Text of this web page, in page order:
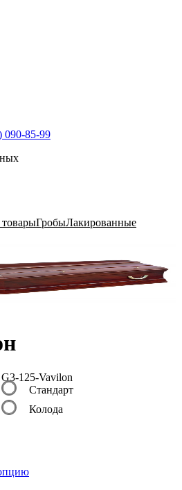
Служба «Ритуал-ГРАТЭК»
090-85-99
ГробыЛакированные
G3-125-Vavilon
Стандарт
Колода